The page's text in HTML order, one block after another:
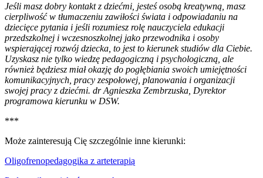
Jeśli masz dobry kontakt z dziećmi, jesteś osobą kreatywną, masz
cierpliwość w tłumaczeniu zawiłości świata i odpowiadaniu na
dziecięce pytania i jeśli rozumiesz rolę nauczyciela edukacji
przedszkolnej i wczesnoszkolnej jako przewodnika i osoby
wspierającej rozwój dziecka, to jest to kierunek studiów dla Ciebie.
Uzyskasz nie tylko wiedzę pedagogiczną i psychologiczną, ale
również będziesz miał okazję do pogłębiania swoich umiejętności
komunikacyjnych, pracy zespołowej, planowania i organizacji
swojej pracy z dziećmi. dr Agnieszka Zembrzuska, Dyrektor
programowa kierunku w DSW.
***
Może zainteresują Cię szczególnie inne kierunki:
Oligofrenopedagogika z arteterapią